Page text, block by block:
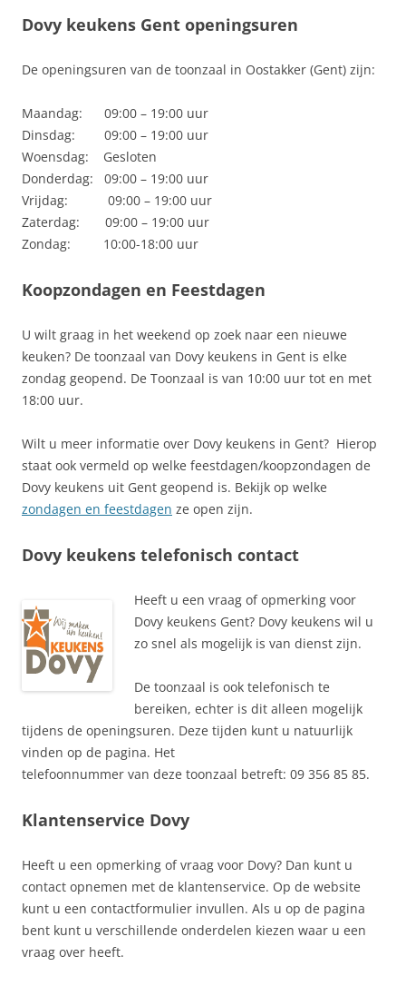
Dovy keukens Gent openingsuren
De openingsuren van de toonzaal in Oostakker (Gent) zijn:
Maandag: 09:00 – 19:00 uur
Dinsdag: 09:00 – 19:00 uur
Woensdag: Gesloten
Donderdag: 09:00 – 19:00 uur
Vrijdag: 09:00 – 19:00 uur
Zaterdag: 09:00 – 19:00 uur
Zondag: 10:00-18:00 uur
Koopzondagen en Feestdagen
U wilt graag in het weekend op zoek naar een nieuwe
keuken? De toonzaal van Dovy keukens in Gent is elke
zondag geopend. De Toonzaal is van 10:00 uur tot en met
18:00 uur.
Wilt u meer informatie over Dovy keukens in Gent? Hierop
staat ook vermeld op welke feestdagen/koopzondagen de
Dovy keukens uit Gent geopend is. Bekijk op welke
zondagen en feestdagen ze open zijn.
Dovy keukens telefonisch contact
Heeft u een vraag of opmerking voor
Dovy keukens Gent? Dovy keukens wil u
zo snel als mogelijk is van dienst zijn.
De toonzaal is ook telefonisch te
bereiken, echter is dit alleen mogelijk
tijdens de openingsuren. Deze tijden kunt u natuurlijk
vinden op de pagina. Het
telefoonnummer van deze toonzaal betreft: 09 356 85 85.
Klantenservice Dovy
Heeft u een opmerking of vraag voor Dovy? Dan kunt u
contact opnemen met de klantenservice. Op de website
kunt u een contactformulier invullen. Als u op de pagina
bent kunt u verschillende onderdelen kiezen waar u een
vraag over heeft.